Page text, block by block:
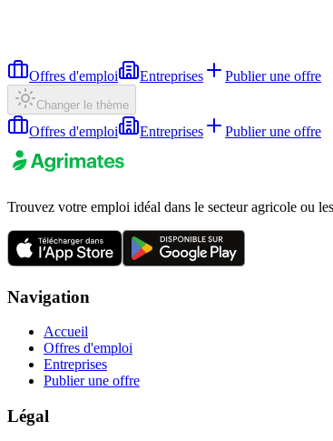
Offres d'emploi Entreprises Publier une offre
Changer le thème
Offres d'emploi Entreprises Publier une offre
Trouvez votre emploi idéal dans le secteur agricole ou
Navigation
Accueil
Offres d'emploi
Entreprises
Publier une offre
Légal